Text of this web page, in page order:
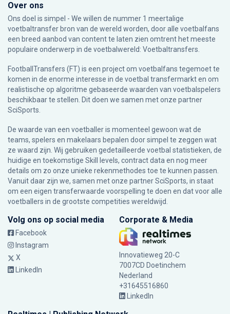
Over ons
Ons doel is simpel - We willen de nummer 1 meertalige
voetbaltransfer bron van de wereld worden, door alle voetbalfans
een breed aanbod van content te laten zien omtrent het meeste
populaire onderwerp in de voetbalwereld: Voetbaltransfers.
FootballTransfers (FT) is een project om voetbalfans tegemoet te
komen in de enorme interesse in de voetbal transfermarkt en om
realistische op algoritme gebaseerde waarden van voetbalspelers
beschikbaar te stellen. Dit doen we samen met onze partner
SciSports
De waarde van een voetballer is momenteel gewoon wat de
teams, spelers en makelaars bepalen door simpel te zeggen wat
ze waard zijn. Wij gebruiken gedetailleerde voetbal statistieken, de
huidige en toekomstige Skill levels, contract data en nog meer
details om zo onze unieke rekenmethodes toe te kunnen passen.
Vanuit daar zijn we, samen met onze partner SciSports, in staat
om een eigen transferwaarde voorspelling te doen en dat voor alle
voetballers in de grootste competities wereldwijd.
Volg ons op social media
Facebook
Instagram
X
LinkedIn
Corporate & Media
Innovatieweg 20-C
7007CD Doetinchem
Nederland
+31645516860
LinkedIn